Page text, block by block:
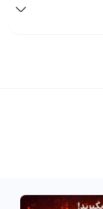
به فروش
کاربرده است،